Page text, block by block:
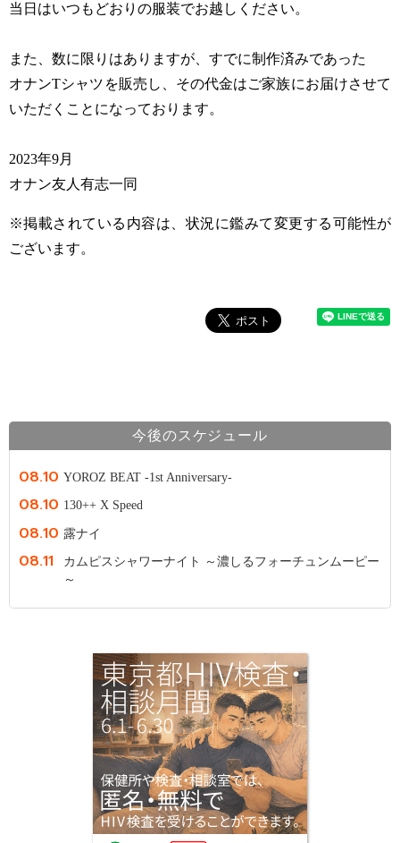
当日はいつもどおりの服装でお越しください。
また、数に限りはありますが、すでに制作済みであった
オナンTシャツを販売し、その代金はご家族にお届けさせて
いただくことになっております。
2023年9月
オナン友人有志一同
※掲載されている内容は、状況に鑑みて変更する可能性が
ございます。
今後のスケジュール
08.10 YOROZ BEAT -1st Anniversary-
08.10 130++ X Speed
08.10 露ナイ
08.11
カムピスシャワーナイト ～濃しるフォーチュンムーピー
～